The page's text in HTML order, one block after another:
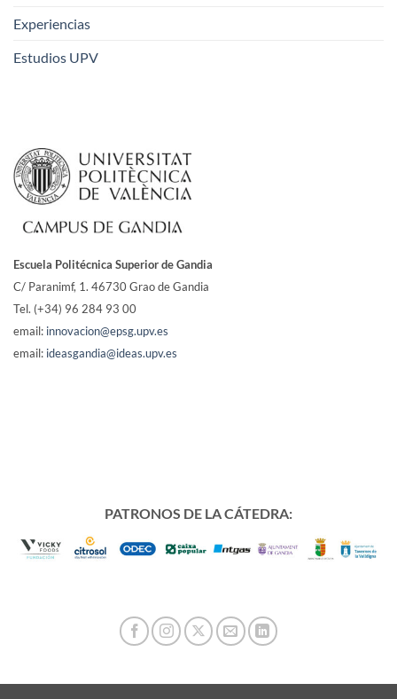
Experiencias
Estudios UPV
Escuela Politécnica Superior de Gandia
C/ Paranimf, 1. 46730 Grao de Gandia
Tel. (+34) 96 284 93 00
email: innovacion@epsg.upv.es
email: ideasgandia@ideas.upv.es
PATRONOS DE LA CÁTEDRA: